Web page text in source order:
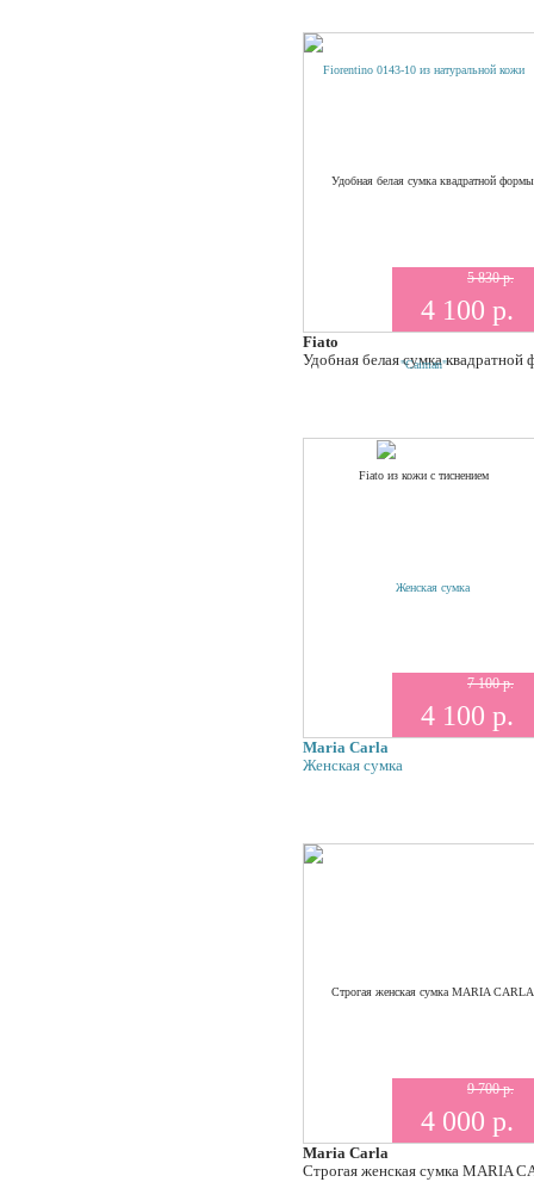
5 830 р.
4 100 р.
Fiato
Удобная белая сумка
7 100 р.
4 100 р.
Maria Carla
Женская сумка
9 700 р.
4 000 р.
Maria Carla
Строгая женская сумка MARIA